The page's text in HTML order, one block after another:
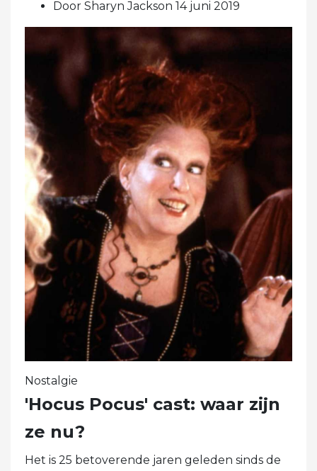
Door Sharyn Jackson 14 juni 2019
Nostalgie
'Hocus Pocus' cast: waar zijn
ze nu?
Het is 25 betoverende jaren geleden sinds de